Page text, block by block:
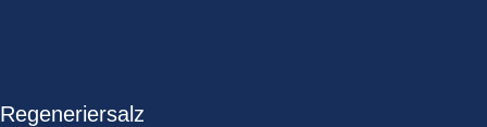
Regeneriersalz